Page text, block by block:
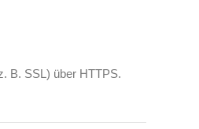
B. SSL) über HTTPS.